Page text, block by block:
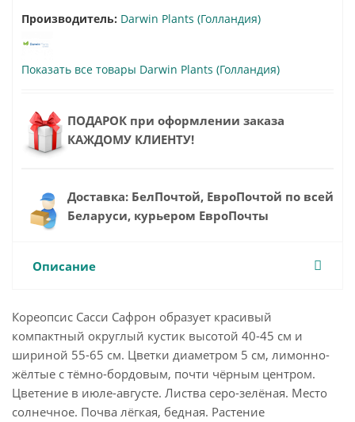
Производитель: Darwin Plants (Голландия)
Показать все товары Darwin Plants (Голландия)
ПОДАРОК при оформлении заказа
КАЖДОМУ КЛИЕНТУ!
Доставка: БелПочтой, ЕвроПочтой по всей
Беларуси, курьером ЕвроПочты
Описание
Кореопсис Сасси Сафрон образует красивый
компактный округлый кустик высотой 40-45 см и
шириной 55-65 см. Цветки диаметром 5 см, лимонно-
жёлтые с тёмно-бордовым, почти чёрным центром.
Цветение в июле-августе. Листва серо-зелёная. Место
солнечное. Почва лёгкая, бедная. Растение